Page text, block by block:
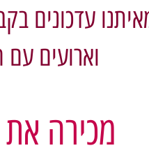
עדכונים
וארועים
מכירה